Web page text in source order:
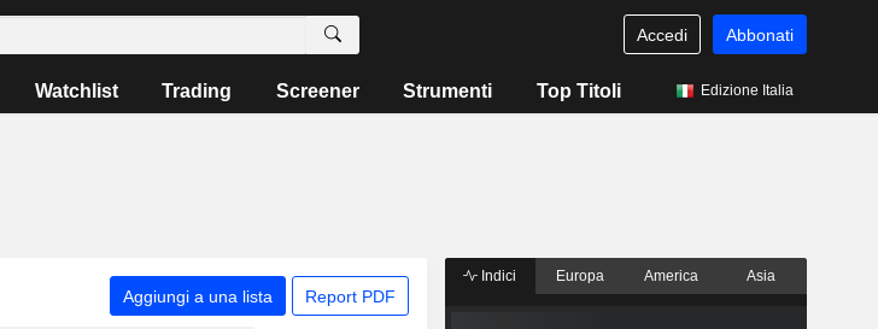
Accedi Abbonati
Watchlist Trading Screener Strumenti Top Titoli Edizione Italia
Aggiungi a una lista Report PDF
Indici Europa America Asia